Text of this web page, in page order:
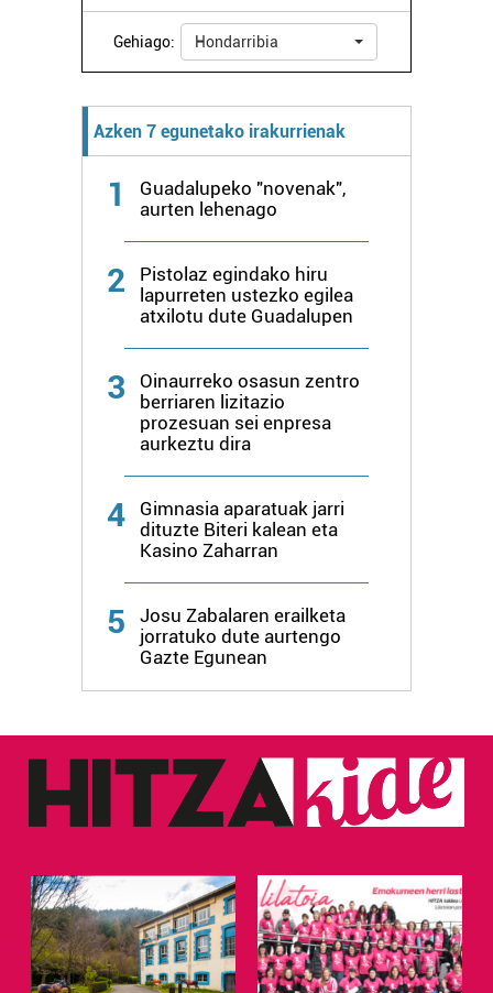
Gehiago: Hondarribia
Azken 7 egunetako irakurrienak
1
Guadalupeko "novenak",
aurten lehenago
2
Pistolaz egindako hiru
lapurreten ustezko egilea
atxilotu dute Guadalupen
3
Oinaurreko osasun zentro
berriaren lizitazio
prozesuan sei enpresa
aurkeztu dira
4
Gimnasia aparatuak jarri
dituzte Biteri kalean eta
Kasino Zaharran
5
Josu Zabalaren erailketa
jorratuko dute aurtengo
Gazte Egunean